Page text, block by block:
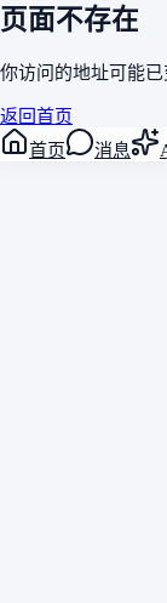
页面不存在
你访问的地址可能
返回首页
首页
消息